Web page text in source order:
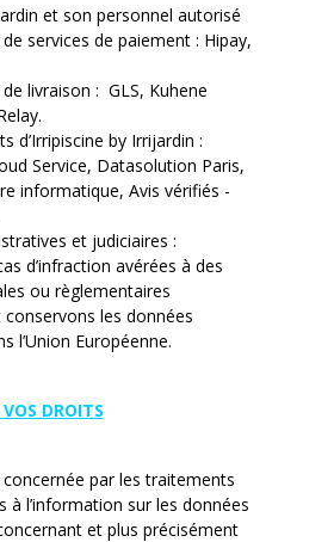
et son personnel autorisé
services de paiement : Hipay,
livraison : GLS, Kuhene
d’Irripiscine by Irrijardin :
Service, Datasolution Paris,
informatique, Avis vérifiés -
et judiciaires :
d’infraction avérées à des
ou règlementaires
les données
l’Union Européenne.
DROITS
par les traitements
à l’information sur les données
et plus précisément